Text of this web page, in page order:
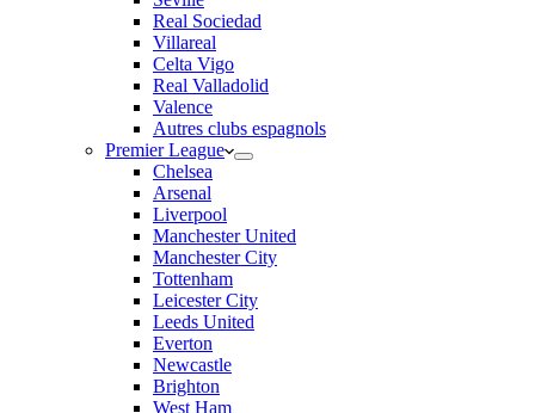
Real Sociedad
Villareal
Celta Vigo
Real Valladolid
Valence
Autres clubs espagnols
Premier League
Chelsea
Arsenal
Liverpool
Manchester United
Manchester City
Tottenham
Leicester City
Leeds United
Everton
Newcastle
Brighton
West Ham